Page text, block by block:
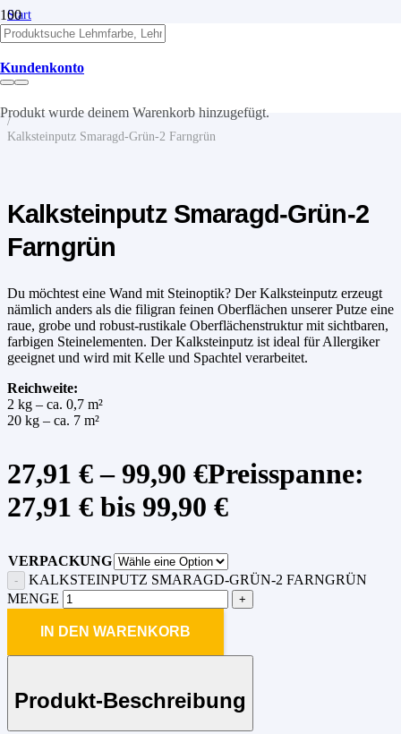
Kundenkonto
Produkt wurde deinem Warenkorb hinzugefügt.
Start
/
Kalk
/
Kalkputze
Kalksteinputz
/
Kalksteinputz Smaragd-Grün-2 Farngrün
Kalksteinputz Smaragd-Grün-2
Farngrün
Du möchtest eine Wand mit Steinoptik? Der Kalksteinputz erzeugt
nämlich anders als die filigran feinen Oberflächen unserer Putze eine
raue, grobe und robust-rustikale Oberflächenstruktur mit sichtbaren,
farbigen Steinelementen. Der Kalksteinputz ist ideal für Allergiker
geeignet und wird mit Kelle und Spachtel verarbeitet.
Reichweite:
2 kg – ca. 0,7 m²
20 kg – ca. 7 m²
27,91 € –99,90 €Preisspanne:
27,91 € bis 99,90 €
VERPACKUNG
KALKSTEINPUTZ SMARAGD-GRÜN-2 FARNGRÜN
MENGE
IN DEN WARENKORB
Produkt-Beschreibung